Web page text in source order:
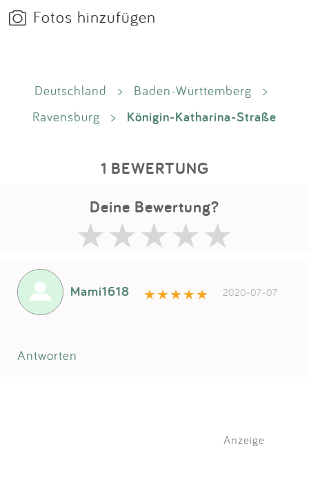
Fotos hinzufügen
Deutschland > Baden-Württemberg
>
Ravensburg
> Königin-Katharina-Straße
1 BEWERTUNG
Deine Bewertung?
Mami1618 2020-07-07
Antworten
Anzeige